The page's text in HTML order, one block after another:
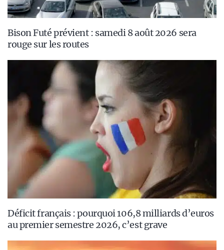
Bison Futé prévient : samedi 8 août 2026 sera
rouge sur les routes
Déficit français : pourquoi 106,8 milliards d’euros
au premier semestre 2026, c’est grave